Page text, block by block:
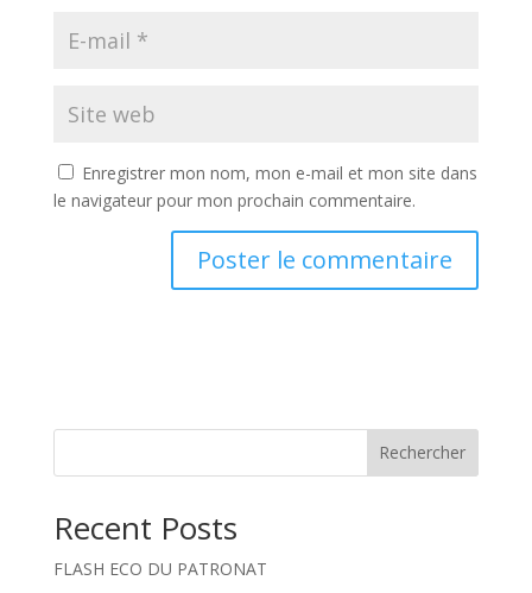
Enregistrer mon nom, mon e-mail et mon site dans
le navigateur pour mon prochain commentaire.
Rechercher
Recent Posts
FLASH ECO DU PATRONAT